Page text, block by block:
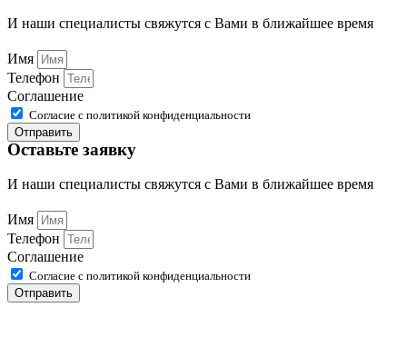
И наши специалисты свяжутся с Вами в ближайшее время
Имя
Телефон
Соглашение
Согласие с политикой конфиденциальности
Отправить
Оставьте заявку
И наши специалисты свяжутся с Вами в ближайшее время
Имя
Телефон
Соглашение
Согласие с политикой конфиденциальности
Отправить